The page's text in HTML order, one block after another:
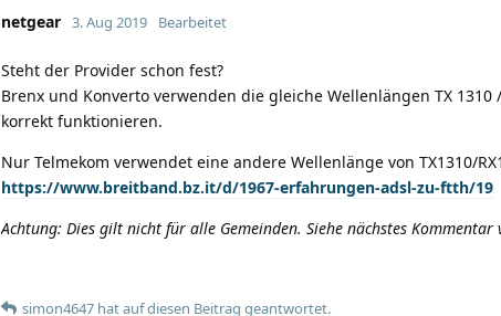
netgear 3. Aug 2019 Bearbeitet
Steht der Provider schon fest?
Brenx und Konverto verwenden die gleiche Wellenlängen TX
korrekt funktionieren.
Nur Telmekom verwendet eine andere Wellenlänge von TX1310/
https://www.breitband.bz.it/d/1967-erfahrungen-adsl-zu-ftth/19
Achtung: Dies gilt nicht für alle Gemeinden. Siehe nächstes Kommentar
simon4647 hatauf diesen Beitrag geantwortet.